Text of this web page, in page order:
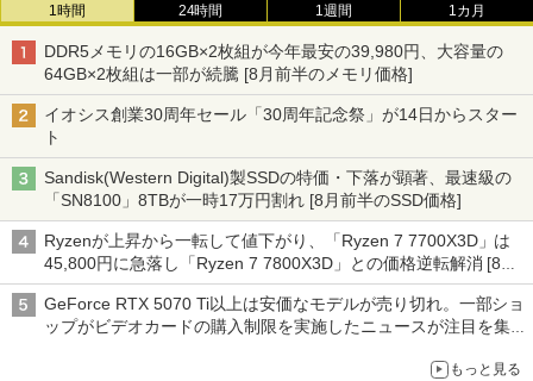
1時間 24時間 1週間 1カ月
DDR5メモリの16GB×2枚組が今年最安の39,980円、大容量の
64GB×2枚組は一部が続騰 [8月前半のメモリ価格]
イオシス創業30周年セール「30周年記念祭」が14日からスター
ト
Sandisk(Western Digital)製SSDの特価・下落が顕著、最速級の
「SN8100」8TBが一時17万円割れ [8月前半のSSD価格]
Ryzenが上昇から一転して値下がり、「Ryzen 7 7700X3D」は
45,800円に急落し「Ryzen 7 7800X3D」との価格逆転解消 [8月
前半のCPU価格]
GeForce RTX 5070 Ti以上は安価なモデルが売り切れ。一部ショ
ップがビデオカードの購入制限を実施したニュースが注目を集め
もっと見る